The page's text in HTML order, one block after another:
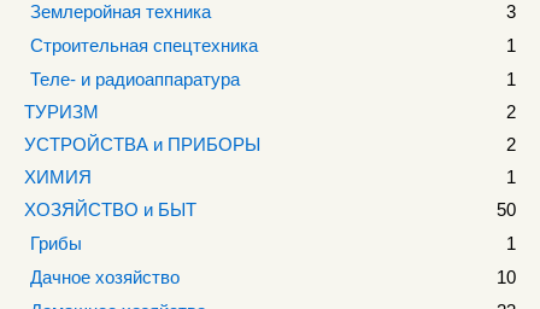
Землеройная техника
3
Строительная спецтехника
1
Теле- и радиоаппаратура
1
ТУРИЗМ
2
УСТРОЙСТВА и ПРИБОРЫ
2
ХИМИЯ
1
ХОЗЯЙСТВО и БЫТ
50
Грибы
1
Дачное хозяйство
10